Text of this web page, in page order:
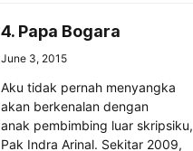
4. Papa Bogara
June 3, 2015
Aku tidak pernah menyangka
akan berkenalan dengan
anak pembimbing luar skripsiku,
Pak Indra Arinal. Sekitar 2009,